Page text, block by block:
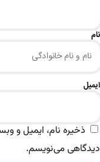
نام
ایمیل
ذخیره نام، ایمیل و
دیدگاهی می‌نویسم.